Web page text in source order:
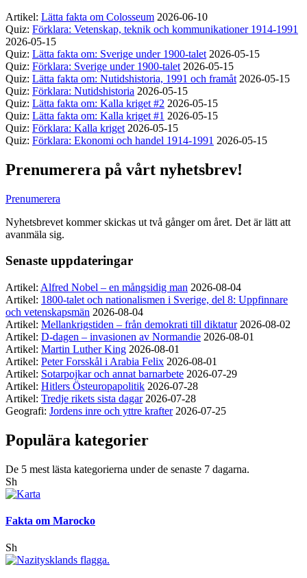
Artikel: Lätta fakta om Colosseum 2026-06-10
Quiz: Förklara: Vetenskap, teknik och kommunikationer 1914-1991
2026-05-15
Quiz: Lätta fakta om: Sverige under 1900-talet 2026-05-15
Quiz: Förklara: Sverige under 1900-talet 2026-05-15
Quiz: Lätta fakta om: Nutidshistoria, 1991 och framåt 2026-05-15
Quiz: Förklara: Nutidshistoria 2026-05-15
Quiz: Lätta fakta om: Kalla kriget #2 2026-05-15
Quiz: Lätta fakta om: Kalla kriget #1 2026-05-15
Quiz: Förklara: Kalla kriget 2026-05-15
Quiz: Förklara: Ekonomi och handel 1914-1991 2026-05-15
Prenumerera på vårt nyhetsbrev!
Prenumerera
Nyhetsbrevet kommer skickas ut två gånger om året. Det är lätt att
avanmäla sig.
Senaste uppdateringar
Artikel: Alfred Nobel – en mångsidig man 2026-08-04
Artikel: 1800-talet och nationalismen i Sverige, del 8: Uppfinnare
och vetenskapsmän 2026-08-04
Artikel: Mellankrigstiden – från demokrati till diktatur 2026-08-02
Artikel: D-dagen – invasionen av Normandie 2026-08-01
Artikel: Martin Luther King 2026-08-01
Artikel: Peter Forsskål i Arabia Felix 2026-08-01
Artikel: Sotarpojkar och annat barnarbete 2026-07-29
Artikel: Hitlers Östeuropapolitik 2026-07-28
Artikel: Tredje rikets sista dagar 2026-07-28
Geografi: Jordens inre och yttre krafter 2026-07-25
Populära kategorier
De 5 mest lästa kategorierna under de senaste 7 dagarna.
Sh
Fakta om Marocko
Sh